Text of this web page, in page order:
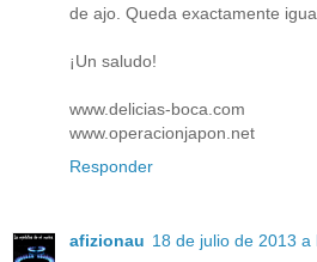
de ajo. Queda exactamente
¡Un saludo!
www.delicias-boca.com
www.operacionjapon.net
Responder
afizionau 18 de julio de 2013 a